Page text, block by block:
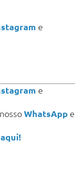
e
e
WhatsApp e